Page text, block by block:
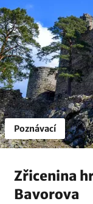
Poznávací
Zřicenina
Bavorova